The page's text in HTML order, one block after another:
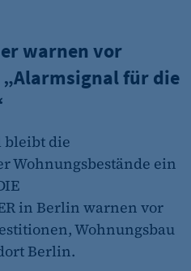
warnen vor
für die
bleibt die
Wohnungsbestände ein
in Berlin warnen vor
Wohnungsbau
Berlin.